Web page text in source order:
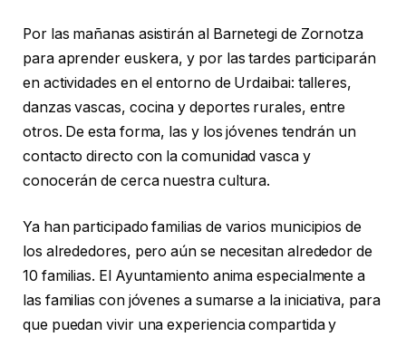
Por las mañanas asistirán al Barnetegi de Zornotza
para aprender euskera, y por las tardes participarán
en actividades en el entorno de Urdaibai: talleres,
danzas vascas, cocina y deportes rurales, entre
otros. De esta forma, las y los jóvenes tendrán un
contacto directo con la comunidad vasca y
conocerán de cerca nuestra cultura.
Ya han participado familias de varios municipios de
los alrededores, pero aún se necesitan alrededor de
10 familias. El Ayuntamiento anima especialmente a
las familias con jóvenes a sumarse a la iniciativa, para
que puedan vivir una experiencia compartida y